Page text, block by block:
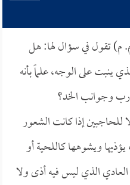
م) تقول في سؤال لها: هل
ينبت على الوجه، علماً بأنه
وجوانب الخد؟
للحاجبين إذا كانت الشعور
يؤذيها ويشوهها كاللحية أو
الذي ليس فيه أذى ولا